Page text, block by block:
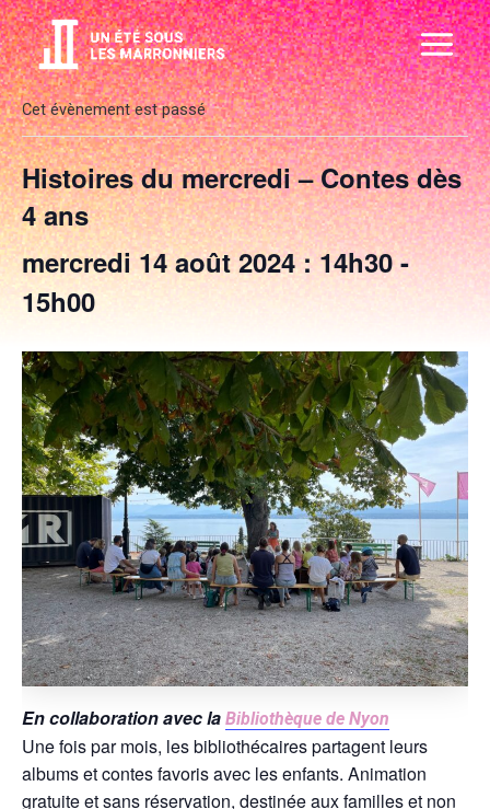
Aller
au
contenu
Main
Menu
Cet évènement est passé
Histoires du mercredi – Contes dès
4 ans
mercredi 14 août 2024 : 14h30-
15h00
En collaboration avec la Bibliothèque de Nyon
Une fois par mois, les bibliothécaires partagent leurs
albums et contes favoris avec les enfants. Animation
gratuite et sans réservation, destinée aux familles et non